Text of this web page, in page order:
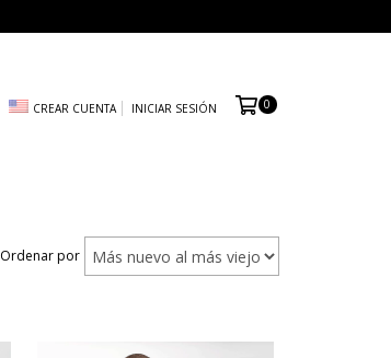
CREAR CUENTA INICIAR SESIÓN 0
Ordenar por